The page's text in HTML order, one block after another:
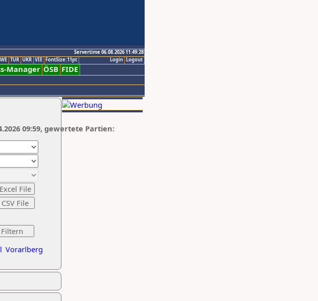
Servertime 06.08.2026 11:49:28
Logout
Login
TUR UKR VIE FontSize:11pt
Manager ÖSB FIDE
Vorarlberg
09:59, gewertete Partien: